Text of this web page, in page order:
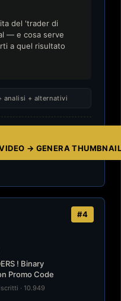
del 'trader di
— e cosa serve
a quel risultato
analisi + alternativi
→ GENERA THUMBNAIL
#4
! Binary
Promo Code
· 10.949